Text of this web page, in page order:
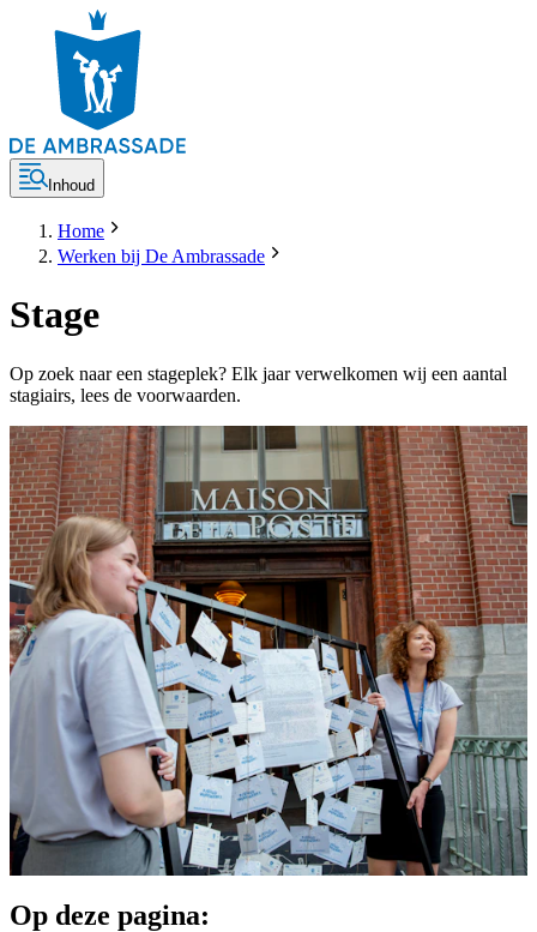
Inhoud
Home
Werken bij De Ambrassade
Stage
Op zoek naar een stageplek? Elk jaar verwelkomen wij een aantal
stagiairs, lees de voorwaarden.
Op deze pagina: